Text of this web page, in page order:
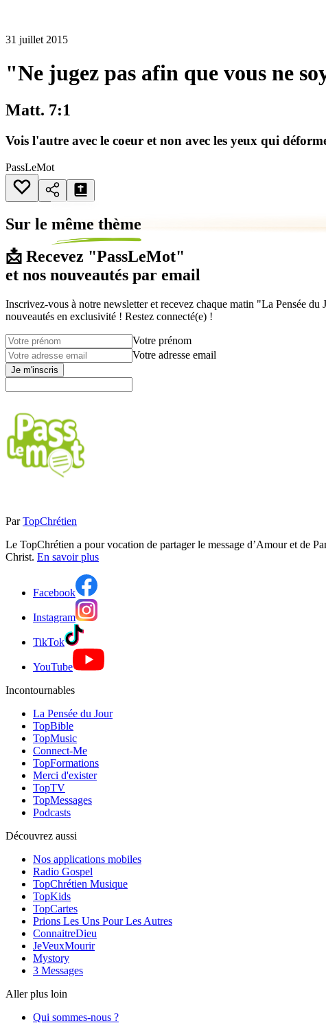
31 juillet 2015
"Ne jugez pas afin que vous ne
Matt. 7:1
Vois l'autre avec le coeur et non avec les yeux qui
PassLeMot
Sur le même thème
📩 Recevez "PassLeMot"
et nos nouveautés par email
Inscrivez-vous à notre newsletter et recevez chaque matin "La Pensée
nouveautés en exclusivité ! Restez connecté(e) !
Votre prénom
Votre adresse email
Je m'inscris
Par TopChrétien
Le TopChrétien a pour vocation de partager le message d’Amour et de
Christ. En savoir plus
Facebook
Instagram
TikTok
YouTube
Incontournables
La Pensée du Jour
TopBible
TopMusic
Connect-Me
TopFormations
Merci d'exister
TopTV
TopMessages
Podcasts
Découvrez aussi
Nos applications mobiles
Radio Gospel
TopChrétien Musique
TopKids
TopCartes
Prions Les Uns Pour Les Autres
ConnaitreDieu
JeVeuxMourir
Mystory
3 Messages
Aller plus loin
Qui sommes-nous ?